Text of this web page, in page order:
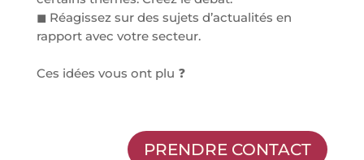
◼ Réagissez sur des sujets d’actualités en
rapport avec votre secteur.
Ces idées vous ont plu ❓
PRENDRE CONTACT